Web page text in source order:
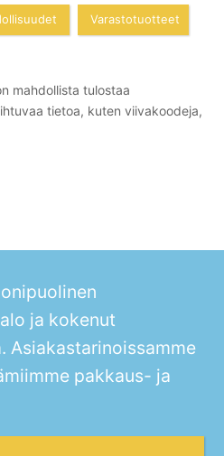
Varastotuotteet
mahdollista tulostaa
tietoa, kuten viivakoodeja,
ja kokenut
Asiakastarinoissamme
pakkaus- ja